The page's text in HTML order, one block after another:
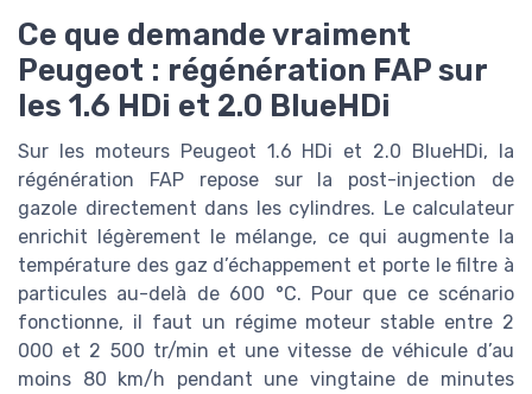
Ce que demande vraiment
Peugeot : régénération FAP sur
les 1.6 HDi et 2.0 BlueHDi
Sur les moteurs Peugeot 1.6 HDi et 2.0 BlueHDi, la
régénération FAP repose sur la post-injection de
gazole directement dans les cylindres. Le calculateur
enrichit légèrement le mélange, ce qui augmente la
température des gaz d’échappement et porte le filtre à
particules au-delà de 600 °C. Pour que ce scénario
fonctionne, il faut un régime moteur stable entre 2
000 et 2 500 tr/min et une vitesse de véhicule d’au
moins 80 km/h pendant une vingtaine de minutes